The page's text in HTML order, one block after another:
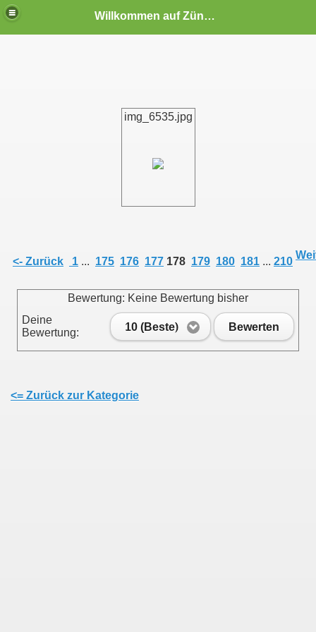
Willkommen auf Zündapp-Colonia
img_6535.jpg
<- Zurück 1 ... 175 176 177 178 179 180 181 ... 210
Bewertung: Keine Bewertung bisher
Deine
Bewertung:
10 (Beste) Bewerten
<= Zurück zur Kategorie
dem Eltzhof in Köln-Wahn